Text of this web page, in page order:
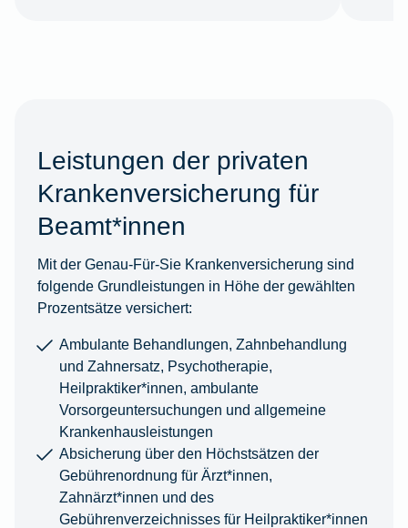
Leistungen der privaten
Krankenversicherung für
Beamt*innen
Mit der Genau-Für-Sie Krankenversicherung sind
folgende Grundleistungen in Höhe der gewählten
Prozentsätze versichert:
Ambulante Behandlungen, Zahnbehandlung
und Zahnersatz, Psychotherapie,
Heilpraktiker*innen, ambulante
Vorsorgeuntersuchungen und allgemeine
Krankenhausleistungen
Absicherung über den Höchstsätzen der
Gebührenordnung für Ärzt*innen,
Zahnärzt*innen und des
Gebührenverzeichnisses für Heilpraktiker*innen